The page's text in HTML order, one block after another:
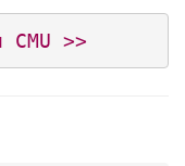
>>